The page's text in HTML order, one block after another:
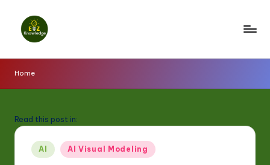
z
K
o
w
Home
Read this post in:
Posted
in
AI AI Visual Modeling